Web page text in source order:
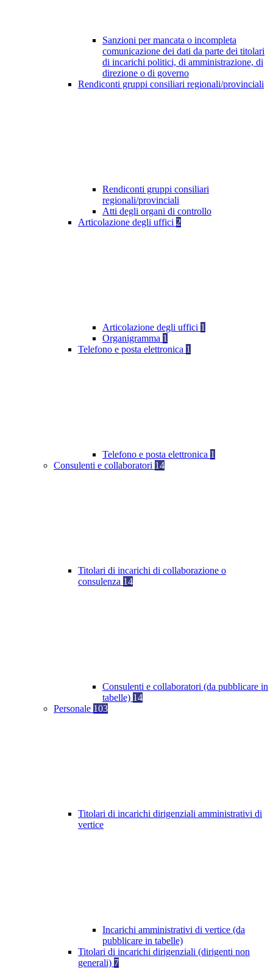
Sanzioni per mancata o incompleta
comunicazione dei dati da parte dei titolari
di incarichi politici, di amministrazione, di
direzione o di governo
Rendiconti gruppi consiliari regionali/provinciali
Rendiconti gruppi consiliari
regionali/provinciali
Atti degli organi di controllo
Articolazione degli uffici 2
Articolazione degli uffici 1
Organigramma 1
Telefono e posta elettronica 1
Telefono e posta elettronica 1
Consulenti e collaboratori 14
Titolari di incarichi di collaborazione o
consulenza 14
Consulenti e collaboratori (da pubblicare in
tabelle) 14
Personale 103
Titolari di incarichi dirigenziali amministrativi di
vertice
Incarichi amministrativi di vertice (da
pubblicare in tabelle)
Titolari di incarichi dirigenziali (dirigenti non
generali) 7